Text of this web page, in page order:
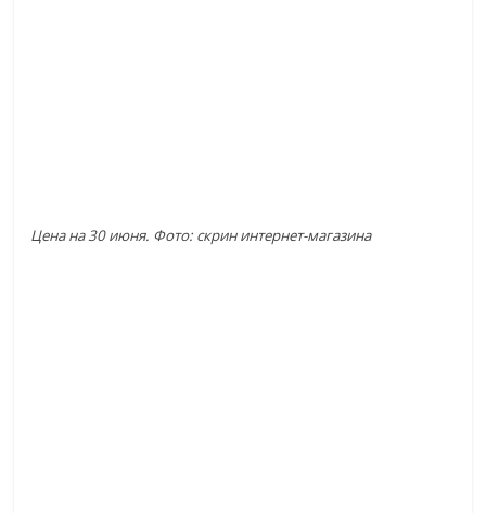
Цена на 30 июня. Фото: скрин интернет-магазина